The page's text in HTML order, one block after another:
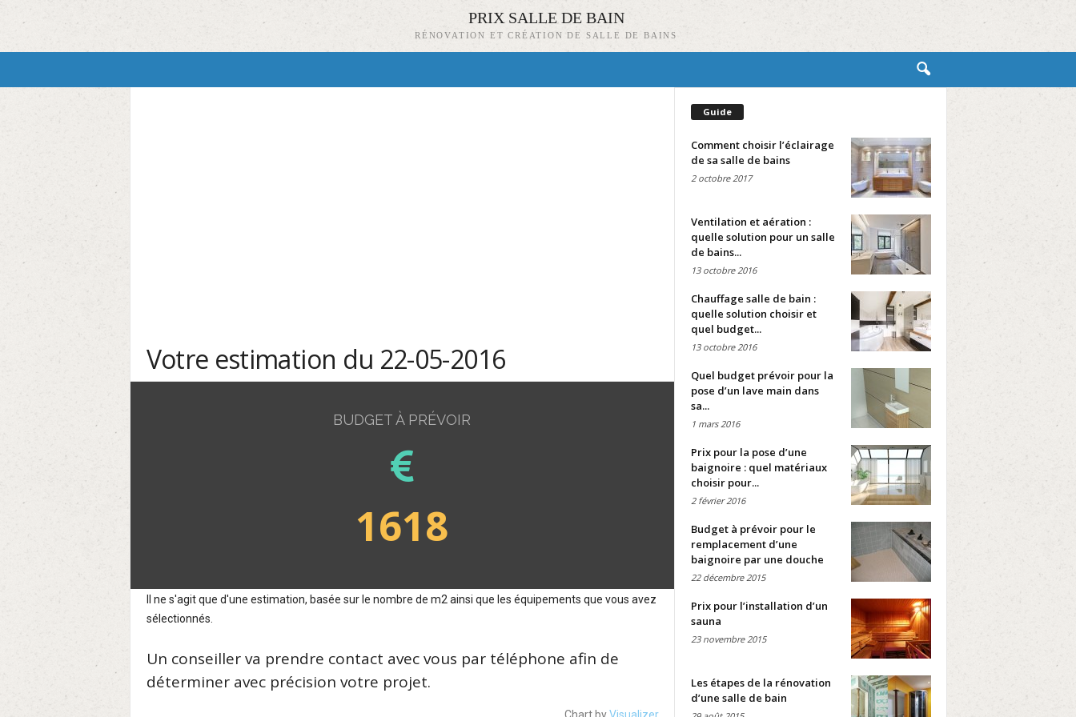
PRIX SALLE DE BAIN
RÉNOVATION ET CRÉATION DE SALLE DE BAINS
Votre estimation du 22-05-2016
BUDGET À PRÉVOIR
1618
Il ne s'agit que d'une estimation, basée sur le nombre de m2 ainsi que les équipements que vous avez
sélectionnés.
Un conseiller va prendre contact avec vous par téléphone afin de
déterminer avec précision votre projet.
Chart byVisualizer
Guide
Comment choisir l’éclairage
de sa salle de bains
2 octobre 2017
Ventilation et aération :
quelle solution pour un salle
de bains...
13 octobre 2016
Chauffage salle de bain :
quelle solution choisir et
quel budget...
13 octobre 2016
Quel budget prévoir pour la
pose d’un lave main dans
sa...
1 mars 2016
Prix pour la pose d’une
baignoire : quel matériaux
choisir pour...
2 février 2016
Budget à prévoir pour le
remplacement d’une
baignoire par une douche
22 décembre 2015
Prix pour l’installation d’un
sauna
23 novembre 2015
Les étapes de la rénovation
d’une salle de bain